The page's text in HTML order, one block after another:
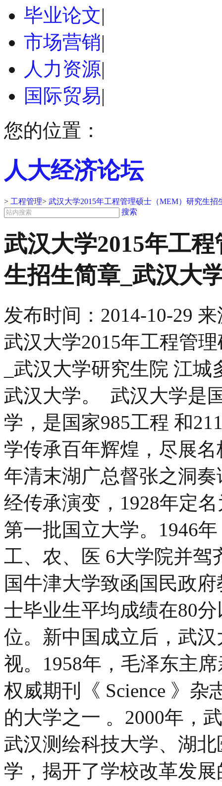
毕业论文|
市场营销|
人力资源|
国际贸易|
您的位置：
人大经济论坛
> 工程管理> 武汉大学2015年工程管理硕士（MEM）研究生招
搜索
武汉大学2015年工
生招生简章_武汉大
发布时间： 2014-10-29 来
武汉大学2015年工程管
_武汉大学研究生院 江
武汉大学。 武汉大学是
学，是国家985工程 和
学传承百年辉煌，尽展
年清末湖广总督张之洞
经传承演变，1928年定
第一批国立大学。1946
工、农、医 6大学院并驾
国牛津大学致函国民政
士毕业生平均成绩在80
位。新中国成立后，武
视。1958年，毛泽东主
权威期刊《 Science 》
的大学之一 。2000年，
武汉测绘科技大学、湖
学，揭开了学校改革发